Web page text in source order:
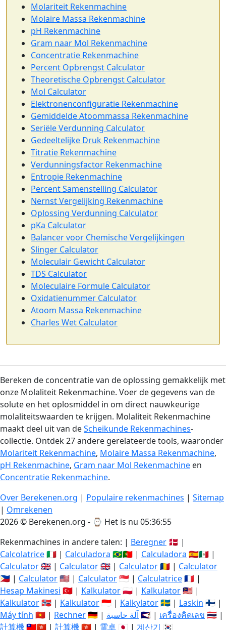
Molariteit Rekenmachine
Molaire Massa Rekenmachine
pH Rekenmachine
Gram naar Mol Rekenmachine
Concentratie Rekenmachine
Percent Opbrengst Calculator
Theoretische Opbrengst Calculator
Mol Calculator
Elektronenconfiguratie Rekenmachine
Gemiddelde Atoommassa Rekenmachine
Seriële Verdunning Calculator
Gedeeltelijke Druk Rekenmachine
Titratie Rekenmachine
Verdunningsfactor Rekenmachine
Entropie Rekenmachine
Percent Samenstelling Calculator
Nernst Vergelijking Rekenmachine
Oplossing Verdunning Calculator
pKa Calculator
Balancer voor Chemische Vergelijkingen
Slinger Calculator
Moleculair Gewicht Calculator
TDS Calculator
Moleculaire Formule Calculator
Oxidatienummer Calculator
Atoom Massa Rekenmachine
Charles Wet Calculator
Bereken de concentratie van de oplossing gemakkelijk met
onze Molaliteit Rekenmachine. Voer de gegevens van de
solute en het oplosmiddel in om direct nauwkeurige
molaliteitswaarden te krijgen. Molaliteit Rekenmachine
maakt deel uit van deScheikunde Rekenmachines-
collectie. Ontdek 27 andere gerelateerde tools, waaronder
Molariteit Rekenmachine, Molaire Massa Rekenmachine,
pH Rekenmachine, Gram naar Mol Rekenmachine en
Concentratie Rekenmachine.
Over Berekenen.org | Populaire rekenmachines | Sitemap
| Omrekenen
2026 © Berekenen.org - ⌚ Het is nu 05:36:55
Rekenmachines in andere talen: | Beregner 🇩🇰 |
Calcolatrice🇮🇹 | Calculadora 🇧🇷🇵🇹 | Calculadora 🇪🇸🇲🇽 |
Calculator🇬🇧 | Calculator🇬🇧 | Calculator🇷🇴 | Calculator
🇵🇭 | Calculator🇺🇸 | Calculator🇸🇬 | Calculatrice🇫🇷 |
Hesap Makinesi 🇹🇷 | Kalkulator🇵🇱 | Kalkulator🇲🇾 |
Kalkulator🇳🇴 | Kalkulator🇮🇩 | Kalkylator🇸🇪 | Laskin 🇫🇮 |
Máy tính 🇻🇳 | Rechner🇩🇪 | آلة حاسبة🇸🇦 | เครื่องคิดเลข 🇹🇭 |
計算機🇹🇼🇭🇰 | 計算機🇭🇰 | 電卓 🇯🇵 | 계산기 🇰🇷